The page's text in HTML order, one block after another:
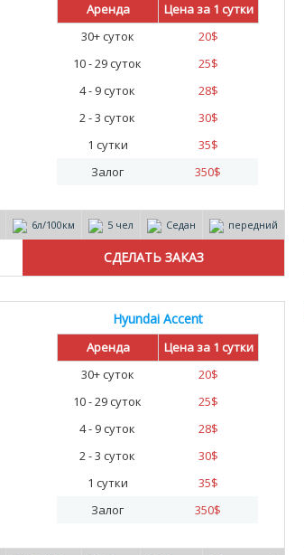
Аренда
Цена за 1 сутки
30+ суток
20$
10 - 29 суток
25$
4 - 9 суток
28$
2 - 3 суток
30$
1 сутки
35$
Залог
350$
6л/100км 5 чел Седан передний
Hyundai Accent
Аренда
Цена за 1 сутки
30+ суток
20$
10 - 29 суток
25$
4 - 9 суток
28$
2 - 3 суток
30$
1 сутки
35$
Залог
350$